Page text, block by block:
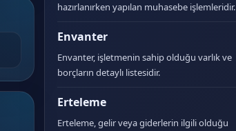
hazırlanırken yapılan muhasebe işlemleridir.
Envanter
Envanter, işletmenin sahip olduğu varlık ve
borçların detaylı listesidir.
Erteleme
Erteleme, gelir veya giderlerin ilgili olduğu